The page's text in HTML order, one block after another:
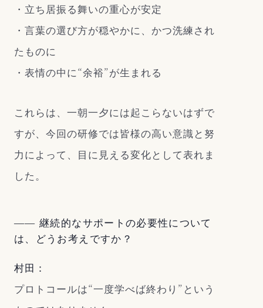
・立ち居振る舞いの重心が安定
・言葉の選び方が穏やかに、かつ洗練され
たものに
・表情の中に“余裕”が生まれる
これらは、一朝一夕には起こらないはずで
すが、今回の研修では皆様の高い意識と努
力によって、目に見える変化として表れま
した。
―― 継続的なサポートの必要性について
は、どうお考えですか？
村田：
プロトコールは“一度学べば終わり”という